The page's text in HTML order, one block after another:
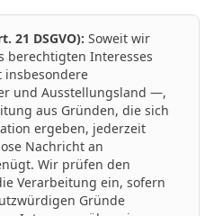
21 DSGVO): Soweit wir
berechtigten Interesses
und Ausstellungsland —,
aus Gründen, die sich
ergeben, jederzeit
Nachricht an
Wir prüfen den
Verarbeitung ein, sofern
Gründe